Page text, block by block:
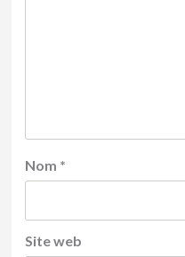
Nom *
Site web